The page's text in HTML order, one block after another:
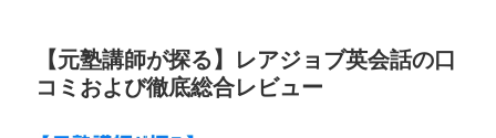
【元塾講師が探る】レアジョブ英会話の口
コミおよび徹底総合レビュー